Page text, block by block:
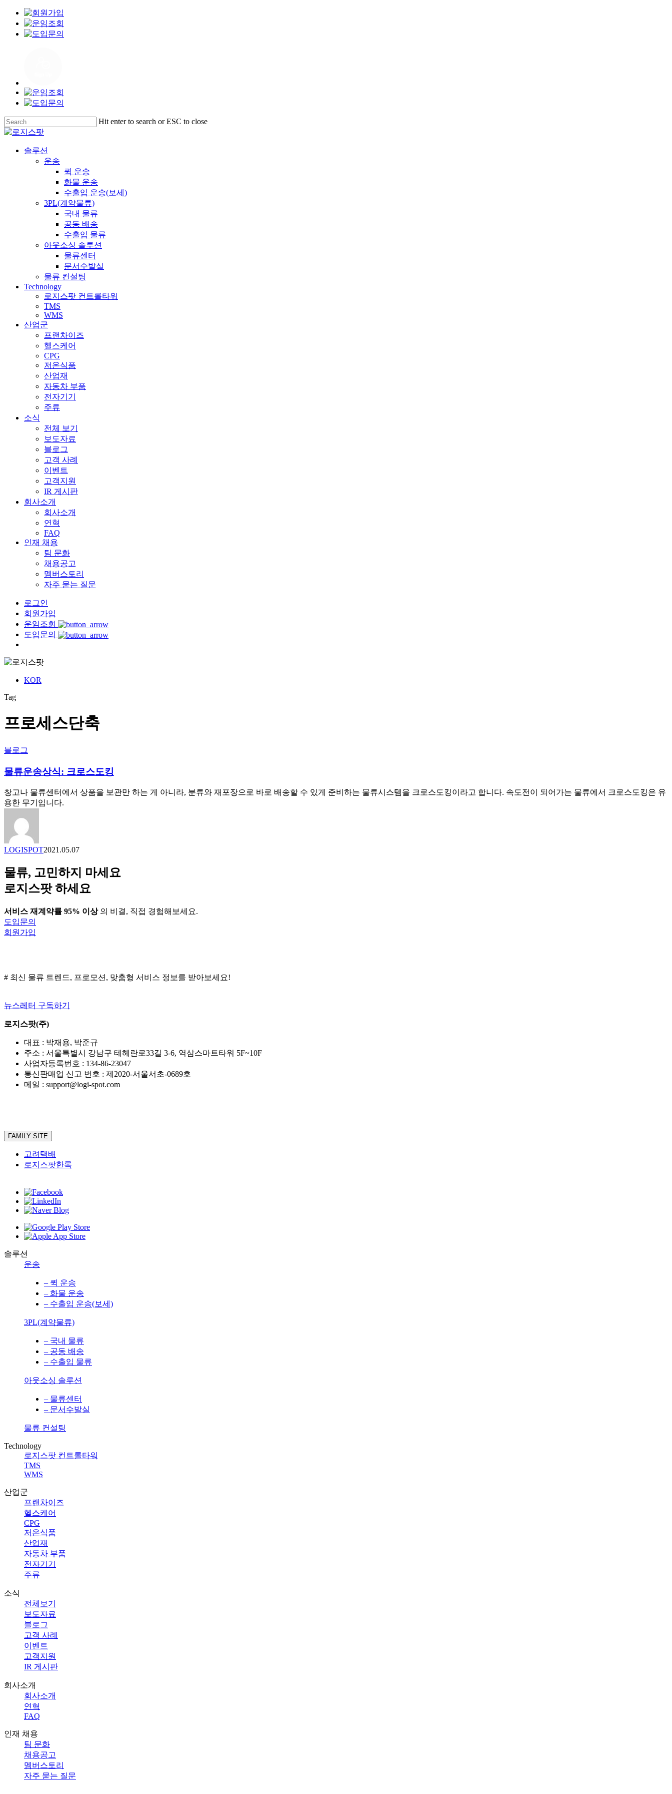
Skip
content
Hit enter to search or ESC to close
Close
Menu
솔루션
운송
퀵 운송
화물 운송
수출입 운송(보세)
3PL(계약물류)
국내 물류
공동 배송
수출입 물류
아웃소싱 솔루션
물류센터
문서수발실
물류 컨설팅
Technology
로지스팟 컨트롤타워
TMS
WMS
산업군
프랜차이즈
헬스케어
CPG
저온식품
산업재
자동차 부품
전자기기
주류
소식
전체 보기
보도자료
블로그
고객 사례
이벤트
고객지원
IR 게시판
회사소개
회사소개
연혁
FAQ
인재 채용
팀 문화
채용공고
멤버스토리
자주 묻는 질문
로그인
회원가입
운임조회
도입문의
KOR
Tag
프로세스단축
물
운
상
식:
도
킹
블로그
물류운송상식: 크로스도킹
창고나 물류센터에서 상품을 보관만 하는 게 아니라, 분류와 재포장으로 바로 배송할 수 있게 준비하는 물류시스템을 크로스도킹이라고 합니다. 속도전이 되어가는 물류에서 크로스도킹은 유
용한 무기입니다.
LOGISPOT2021.05.07
물류, 고민하지 마세요
로지스팟 하세요
서비스 재계약률 95% 이상의 비결, 직접 경험해보세요.
도입문의
회원가입
# 최신 물류 트렌드, 프로모션, 맞춤형 서비스 정보를 받아보세요!
뉴스레터 구독하기
로지스팟(주)
대표 : 박재용, 박준규
주소 : 서울특별시 강남구 테헤란로33길 3-6, 역삼스마트타워 5F~10F
사업자등록번호 : 134-86-23047
통신판매업 신고 번호 : 제2020-서울서초-0689호
메일 : support@logi-spot.com
FAMILY SITE
고려택배
로지스팟한록
솔루션
운송
– 퀵 운송
– 화물 운송
– 수출입 운송(보세)
3PL(계약물류)
– 국내 물류
– 공동 배송
– 수출입 물류
아웃소싱 솔루션
– 물류센터
– 문서수발실
물류 컨설팅
Technology
로지스팟 컨트롤타워
TMS
WMS
산업군
프랜차이즈
헬스케어
CPG
저온식품
산업재
자동차 부품
전자기기
주류
소식
전체보기
보도자료
블로그
고객 사례
이벤트
고객지원
IR 게시판
회사소개
회사소개
연혁
FAQ
인재 채용
팀 문화
채용공고
멤버스토리
자주 묻는 질문